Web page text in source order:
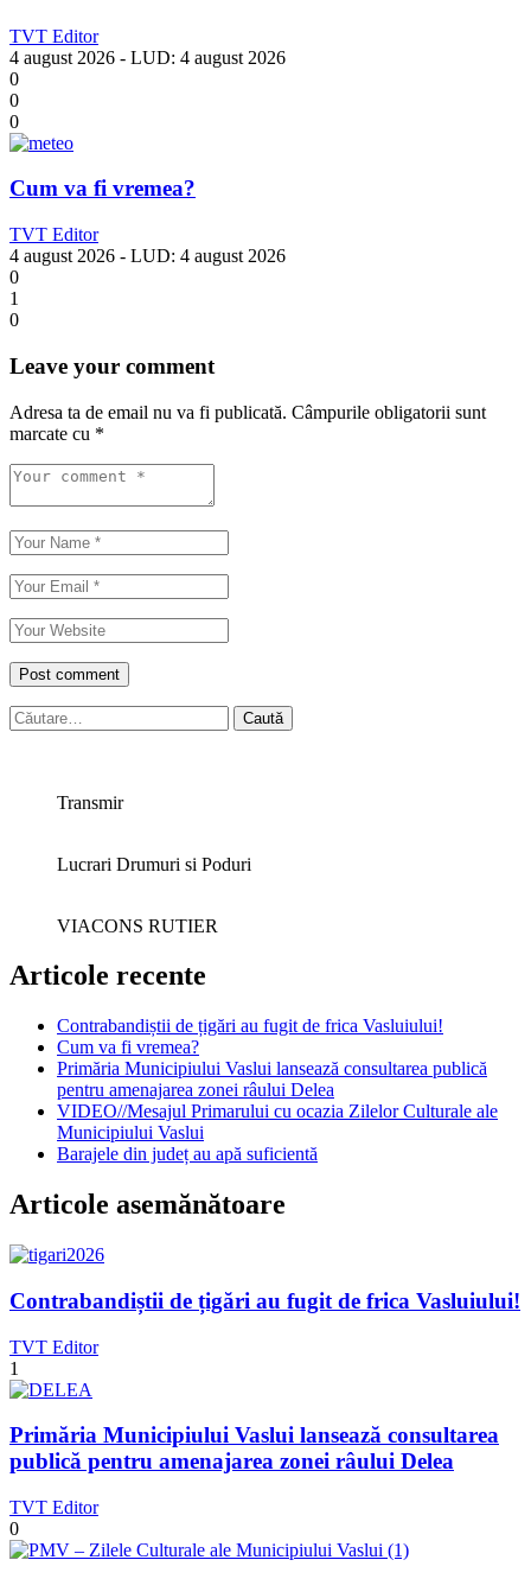
TVT Editor
4 august 2026 - LUD: 4 august 2026
0
0
0
Cum va fi vremea?
TVT Editor
4 august 2026 - LUD: 4 august 2026
0
1
0
Leave your comment
Adresa ta de email nu va fi publicată. Câmpurile obligatorii sunt
marcate cu *
Caută
după:
Transmir
Lucrari Drumuri si Poduri
VIACONS RUTIER
Articole recente
Contrabandiștii de țigări au fugit de frica Vasluiului!
Cum va fi vremea?
Primăria Municipiului Vaslui lansează consultarea publică
pentru amenajarea zonei râului Delea
VIDEO//Mesajul Primarului cu ocazia Zilelor Culturale ale
Municipiului Vaslui
Barajele din județ au apă suficientă
Articole asemănătoare
Contrabandiștii de țigări au fugit de frica Vasluiului!
TVT Editor
1
Primăria Municipiului Vaslui lansează consultarea
publică pentru amenajarea zonei râului Delea
TVT Editor
0